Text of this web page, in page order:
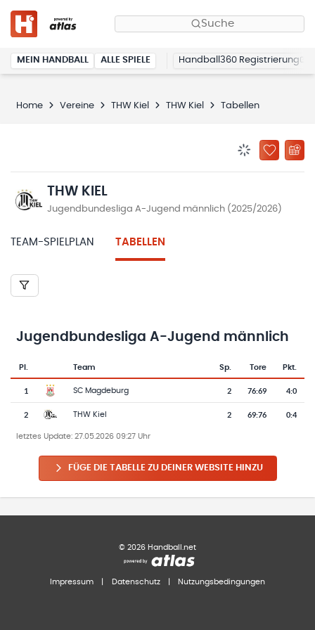
Suche
MEIN HANDBALL ALLE SPIELE Handball360 Registrierung
Home Vereine THW Kiel THW Kiel Tabellen
ZU
THW KIEL
Jugendbundesliga A-Jugend männlich (2025/2026)
TEAM-SPIELPLAN TABELLEN
Jugendbundesliga A-Jugend männlich
Tabelle mit Vereinsplatzierungen, Spielen, Toren und Punkten
Pl.
Team-Logo
Team Sp. Tore Pkt.
1 SC Magdeburg 2 76:69 4:0
2 THW Kiel 2 69:76 0:4
letztes Update: 27.05.2026 09:27 Uhr
FÜGE DIE TABELLE ZU DEINER WEBSITE HINZU
© 2026 Handball.net
Impressum Datenschutz Nutzungsbedingungen